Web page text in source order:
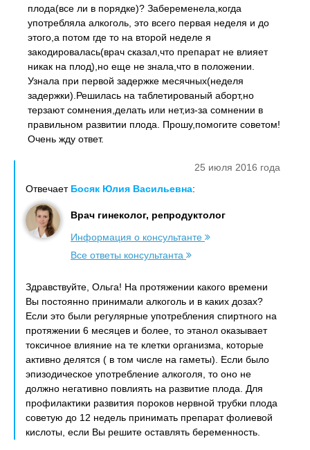
плода(все ли в порядке)? Забеременела,когда
употребляла алкоголь, это всего первая неделя и до
этого,а потом где то на второй неделе я
закодировалась(врач сказал,что препарат не влияет
никак на плод),но еще не знала,что в положении.
Узнала при первой задержке месячных(неделя
задержки).Решилась на таблетированый аборт,но
терзают сомнения,делать или нет,из-за сомнении в
правильном развитии плода. Прошу,помогите советом!
Очень жду ответ.
25 июля 2016 года
Отвечает Босяк Юлия Васильевна:
Врач гинеколог, репродуктолог
Информация о консультанте
Все ответы консультанта
Здравствуйте, Ольга! На протяжении какого времени
Вы постоянно принимали алкоголь и в каких дозах?
Если это были регулярные употребления спиртного на
протяжении 6 месяцев и более, то этанол оказывает
токсичное влияние на те клетки организма, которые
активно делятся ( в том числе на гаметы). Если было
эпизодическое употребление алкоголя, то оно не
должно негативно повлиять на развитие плода. Для
профилактики развития пороков нервной трубки плода
советую до 12 недель принимать препарат фолиевой
кислоты, если Вы решите оставлять беременность.